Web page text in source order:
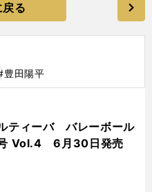
る
豊田陽平
ティーバ バレーボール
Vol.4 6月30日発売